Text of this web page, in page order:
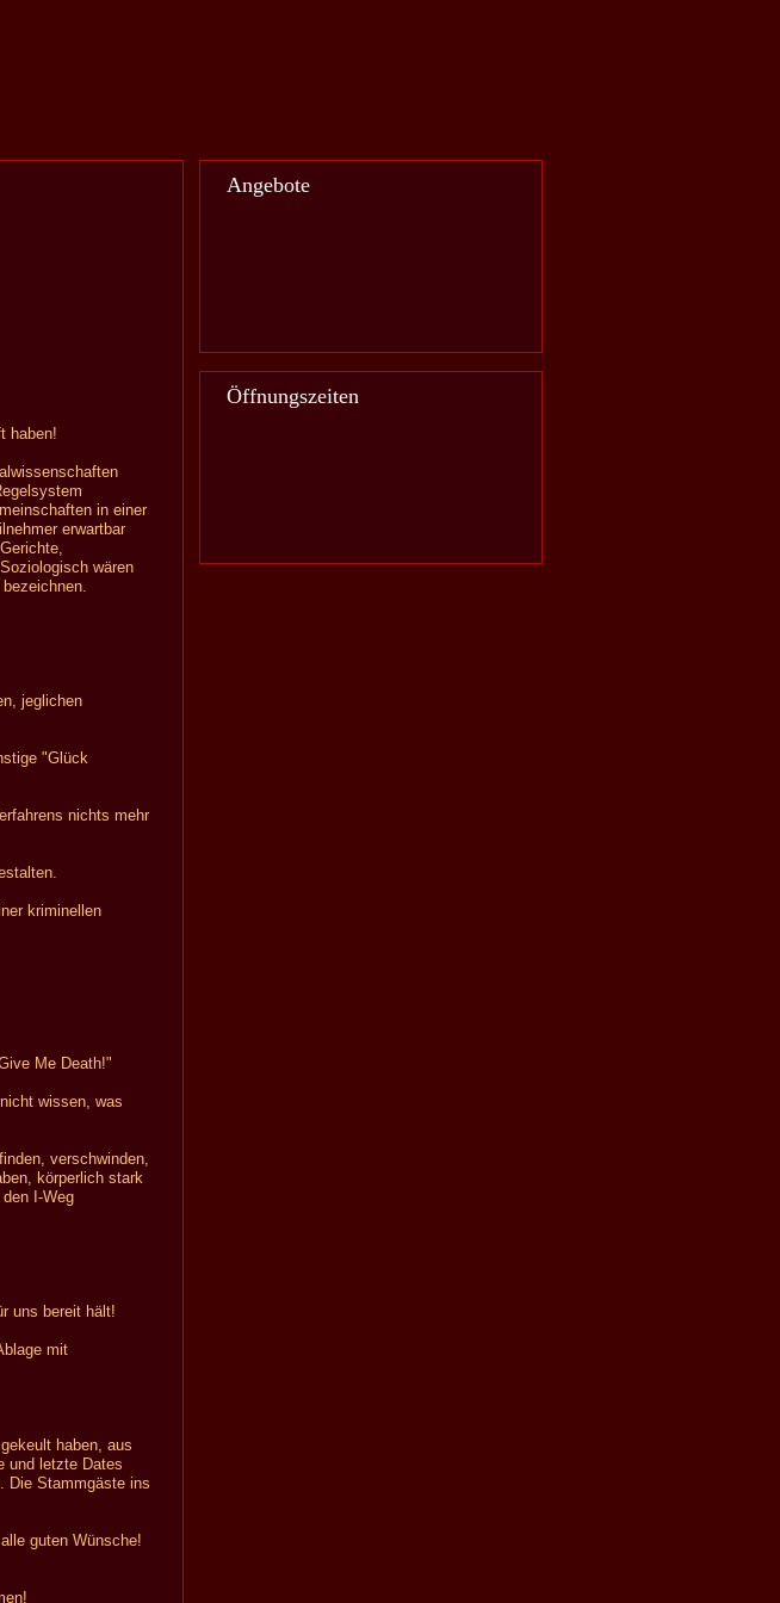
haben!
in einer
erwartbar
wären
jeglichen
"Glück
nichts mehr
kriminellen
Me Death!"
wissen, was
verschwinden,
körperlich stark
I-Weg
uns bereit hält!
mit
haben, aus
und letzte Dates
Die Stammgäste ins
guten Wünsche!
Angebote
Öffnungszeiten